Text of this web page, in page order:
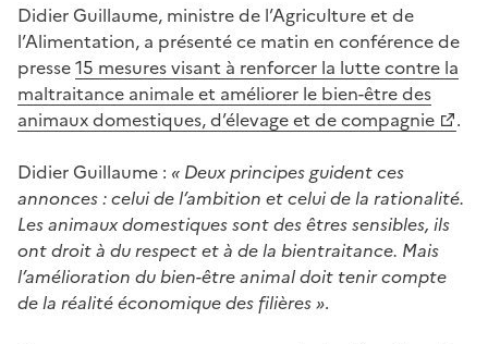
Didier Guillaume, ministre de l’Agriculture et de
l’Alimentation, a présenté ce matin en conférence de
presse15 mesures visant à renforcer la lutte contre la
maltraitance animale et améliorer le bien-être des
animaux domestiques, d’élevage et de compagnie
.
Didier Guillaume : « Deux principes guident ces
annonces : celui de l’ambition et celui de la rationalité.
Les animaux domestiques sont des êtres sensibles, ils
ont droit à du respect et à de la bientraitance. Mais
l’amélioration du bien-être animal doit tenir compte
de la réalité économique des filières ».